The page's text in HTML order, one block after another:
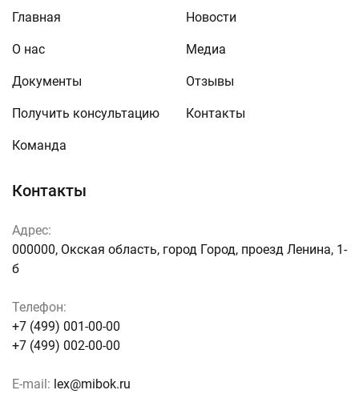
Контакты
Адрес:
000000, Окская область, город Город, проезд Ленина, 1-
б
Телефон:
+7 (499) 001-00-00
+7 (499) 002-00-00
E-mail: lex@mibok.ru
Главная
О нас
Документы
Получить консультацию
Команда
Новости
Медиа
Отзывы
Контакты